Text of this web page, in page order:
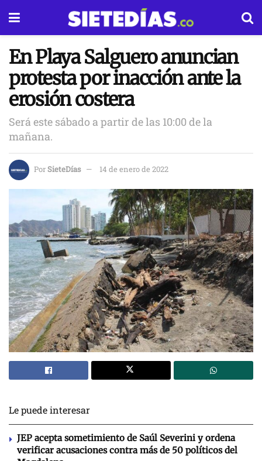
En Playa Salguero anuncian
protesta por inacción ante la
erosión costera
Será este sábado a partir de las 10:00 de la
mañana.
PorSieteDías 14 de enero de 2022
Le puede interesar
JEP acepta sometimiento de Saúl Severini y ordena
verificar acusaciones contra más de 50 políticos del